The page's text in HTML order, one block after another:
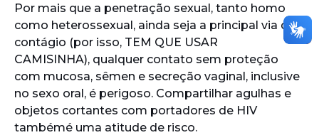
Por mais que a penetração sexual, tanto homo
como heterossexual, ainda seja a principal via de
contágio (por isso, TEM QUE USAR
CAMISINHA), qualquer contato sem proteção
com mucosa, sêmen e secreção vaginal, inclusive
no sexo oral, é perigoso. Compartilhar agulhas e
objetos cortantes com portadores de HIV
tambémé uma atitude de risco.